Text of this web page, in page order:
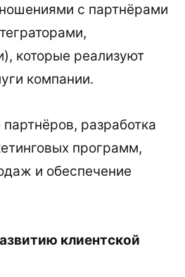
с партнёрами
которые реализуют
компании.
разработка
программ,
и обеспечение
клиентской